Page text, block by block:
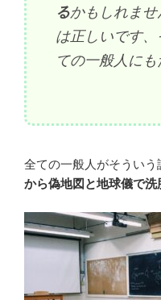
るかもしれま
は正しいです
ての一般人にも
全ての一般人がそういう
から偽地図と地球儀で